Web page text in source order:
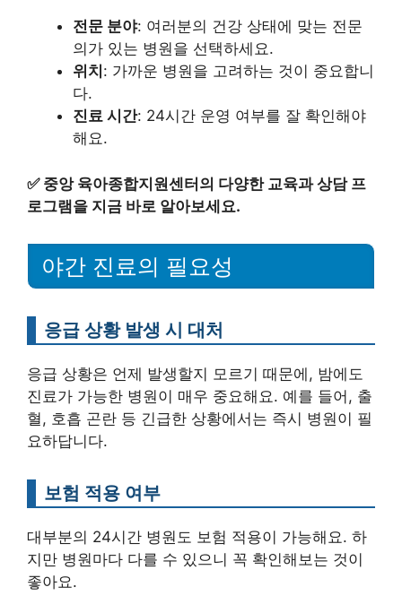
전문 분야: 여러분의 건강 상태에 맞는 전문
의가 있는 병원을 선택하세요.
위치 : 가까운 병원을 고려하는 것이 중요합니
다.
진료 시간: 24시간 운영 여부를 잘 확인해야
해요.
✅ 중앙 육아종합지원센터의 다양한 교육과 상담 프
로그램을 지금 바로 알아보세요.
야간 진료의 필요성
응급 상황 발생 시 대처
응급 상황은 언제 발생할지 모르기 때문에, 밤에도
진료가 가능한 병원이 매우 중요해요. 예를 들어, 출
혈, 호흡 곤란 등 긴급한 상황에서는 즉시 병원이 필
요하답니다.
보험 적용 여부
대부분의 24시간 병원도 보험 적용이 가능해요. 하
지만 병원마다 다를 수 있으니 꼭 확인해보는 것이
좋아요.